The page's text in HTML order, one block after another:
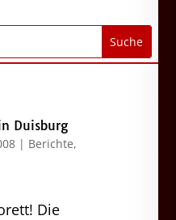
Duisburg
| Berichte,
Die